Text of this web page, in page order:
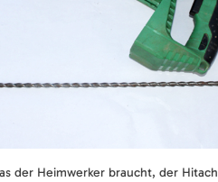
der Heimwerker braucht, der